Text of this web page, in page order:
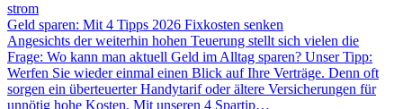
strom
Geld sparen: Mit 4 Tipps 2026 Fixkosten senken
Angesichts der weiterhin hohen Teuerung stellt sich vielen die
Frage: Wo kann man aktuell Geld im Alltag sparen? Unser Tipp:
Werfen Sie wieder einmal einen Blick auf Ihre Verträge. Denn oft
sorgen ein überteuerter Handytarif oder ältere Versicherungen für
unnötig hohe Kosten. Mit unseren 4 Spartip…